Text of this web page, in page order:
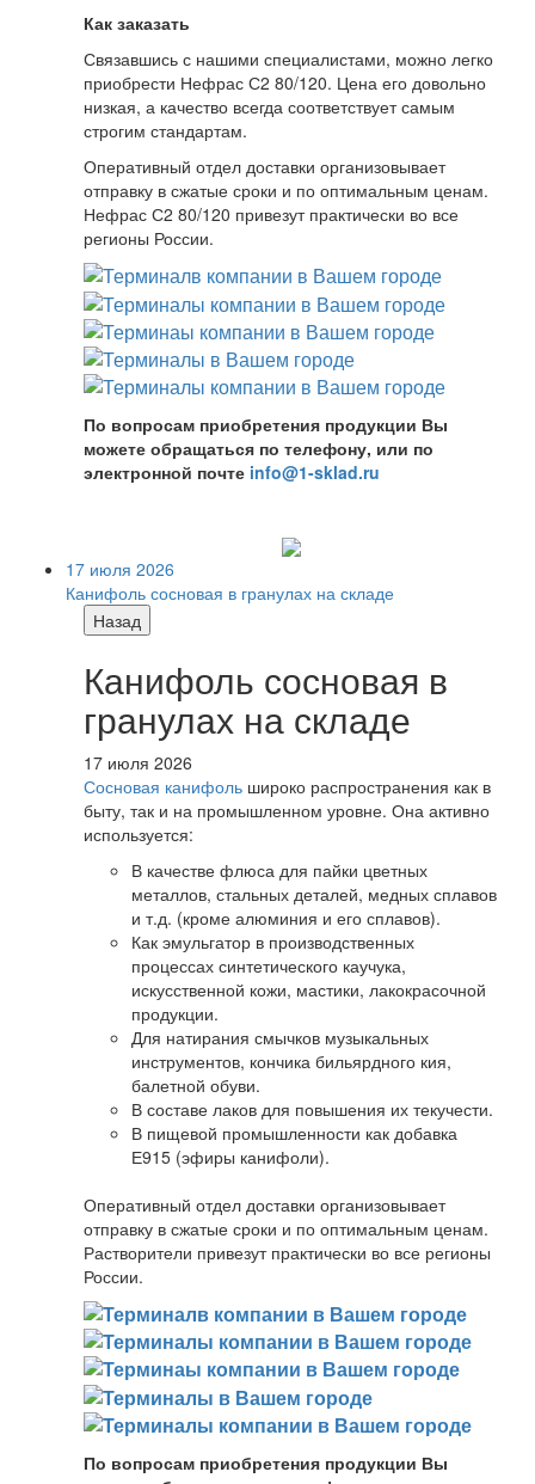
Как заказать
Связавшись с нашими специалистами, можно легко
приобрести Нефрас С2 80/120. Цена его довольно
низкая, а качество всегда соответствует самым
строгим стандартам.
Оперативный отдел доставки организовывает
отправку в сжатые сроки и по оптимальным ценам.
Нефрас С2 80/120 привезут практически во все
регионы России.
По вопросам приобретения продукции Вы
можете обращаться по телефону, или по
электронной почте info@1-sklad.ru
17 июля 2026
Канифоль сосновая в гранулах на складе
Назад
Канифоль сосновая в
гранулах на складе
17 июля 2026
Сосновая канифоль широко распространения как в
быту, так и на промышленном уровне. Она активно
используется:
В качестве флюса для пайки цветных
металлов, стальных деталей, медных сплавов
и т.д. (кроме алюминия и его сплавов).
Как эмульгатор в производственных
процессах синтетического каучука,
искусственной кожи, мастики, лакокрасочной
продукции.
Для натирания смычков музыкальных
инструментов, кончика бильярдного кия,
балетной обуви.
В составе лаков для повышения их текучести.
В пищевой промышленности как добавка
Е915 (эфиры канифоли).
Оперативный отдел доставки организовывает
отправку в сжатые сроки и по оптимальным ценам.
Растворители привезут практически во все регионы
России.
По вопросам приобретения продукции Вы